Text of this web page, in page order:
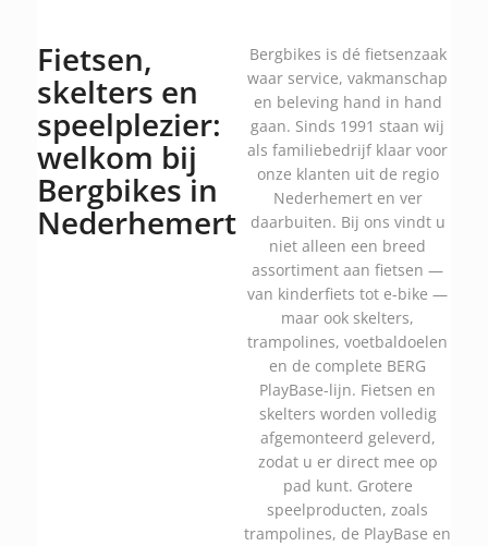
Fietsen,
skelters en
speelplezier:
welkom bij
Bergbikes in
Nederhemert
Bergbikes is dé fietsenzaak
waar service, vakmanschap
en beleving hand in hand
gaan. Sinds 1991 staan wij
als familiebedrijf klaar voor
onze klanten uit de regio
Nederhemert en ver
daarbuiten. Bij ons vindt u
niet alleen een breed
assortiment aan fietsen —
van kinderfiets tot e-bike —
maar ook skelters,
trampolines, voetbaldoelen
en de complete BERG
PlayBase-lijn. Fietsen en
skelters worden volledig
afgemonteerd geleverd,
zodat u er direct mee op
pad kunt. Grotere
speelproducten, zoals
trampolines, de PlayBase en